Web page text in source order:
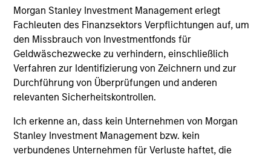
Morgan Stanley Investment Management erlegt
Fachleuten des Finanzsektors Verpflichtungen auf, um
den Missbrauch von Investmentfonds für
Geldwäschezwecke zu verhindern, einschließlich
Verfahren zur Identifizierung von Zeichnern und zur
Durchführung von Überprüfungen und anderen
relevanten Sicherheitskontrollen.
Ich erkenne an, dass kein Unternehmen von Morgan
Stanley Investment Management bzw. kein
verbundenes Unternehmen für Verluste haftet, die
3
Value-added through focus on broader
perspective
The investment team analyzes companies across the
typically follows more than one industry where the
business models are distinctly different.